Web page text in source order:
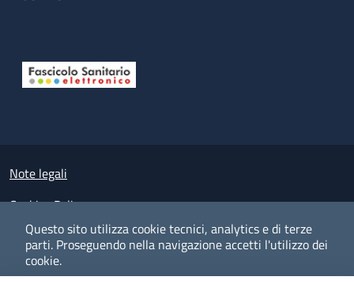
Questo sito utilizza cookie tecnici, analytics e di terze
parti. Proseguendo nella navigazione accetti l'utilizzo dei
cookie.
Small prints
Note legali
Cookies Policy
Policy privacy e protezione del dato personale
Albo pretorio on-line